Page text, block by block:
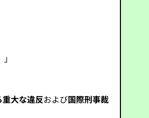
大な違反および国際刑事裁